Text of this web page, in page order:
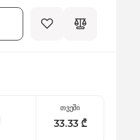
თვეში
33.33 ₾